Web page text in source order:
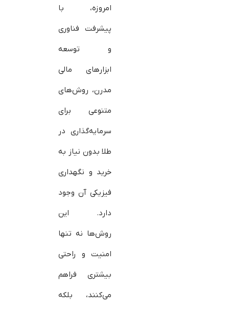
امروزه، با
پیشرفت فناوری
و توسعه
ابزارهای مالی
مدرن، روش‌های
متنوعی برای
سرمایه‌گذاری در
طلا بدون نیاز به
خرید و نگهداری
فیزیکی آن وجود
دارد. این
روش‌ها نه تنها
امنیت و راحتی
بیشتری فراهم
می‌کنند، بلکه